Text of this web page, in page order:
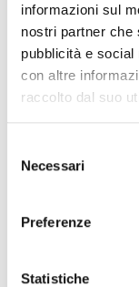
informazioni sul
nostri partner che
pubblicità e
con altre
raccolto dal suo
delNecessari
Preferenze
Statistiche
*